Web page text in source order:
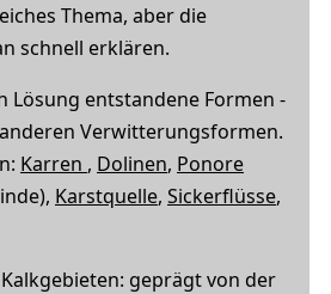
Thema, aber die
schnell erklären.
Lösung entstandene Formen -
Verwitterungsformen.
Karren , Dolinen, Ponore
Karstquelle, Sickerflüsse,
geprägt von der